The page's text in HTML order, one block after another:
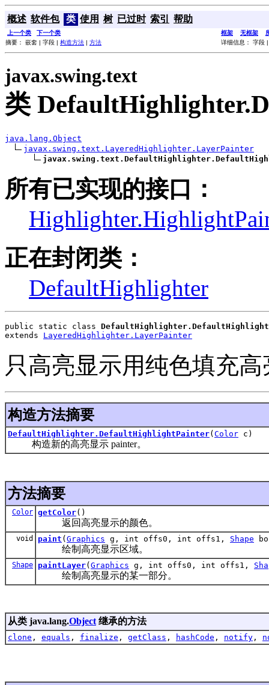
概述 软件包 类 使用 树 已过时 索引 帮助
上一个类 下一个类 框架 无框架
摘要： 嵌套 | 字段 | 构造方法 | 方法 详细信息： 字段
javax.swing.text
类
java.lang.Object
javax.swing.text.LayeredHighlighter.LayerPainter
所有已实现的接口：
正在封闭类：
DefaultHighlighter
public static class
extends LayeredHighlighter.LayerPainter
只高亮显示用纯色填充
构造方法摘要
DefaultHighlighter.DefaultHighlightPainter( Color c)
构造新的高亮显示 painter。
方法摘要
Color getColor()
返回高亮显示的颜色。
void paint ( Graphics g, int offs0, int offs1, Shape
绘制高亮显示区域。
Shape paintLayer( Graphics g, int offs0, int offs1,
绘制高亮显示的某一部分。
从类 java.lang.Object 继承的方法
clone , equals , finalize , getClass , hashCode , notify ,